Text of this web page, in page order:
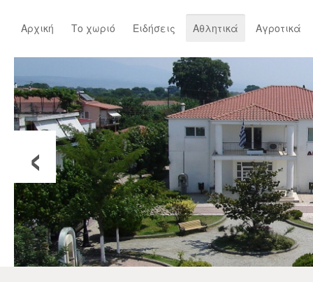
Αρχική Το χωριό Ειδήσεις Αθλητικά Αγροτικά
‹